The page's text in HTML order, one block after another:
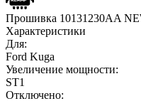
Прошивка 10131230AA
Характеристики
Для:
Ford Kuga
Увеличение мощности:
ST1
Отключено: